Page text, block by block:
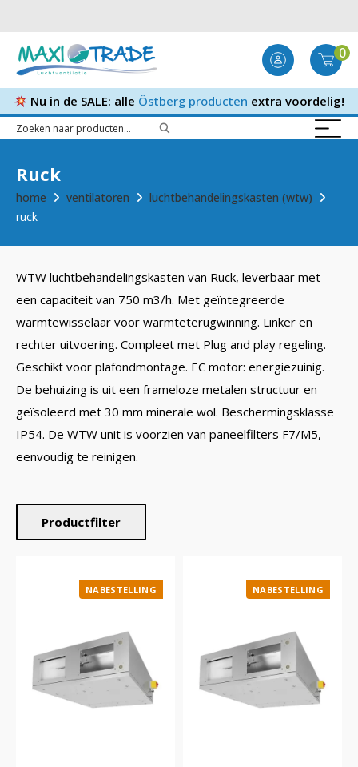
0
Nu in de SALE: alle Östberg producten extra voordelig!
Ruck
home ventilatoren
luchtbehandelingskasten (wtw)
ruck
WTW luchtbehandelingskasten van Ruck, leverbaar met
een capaciteit van 750 m3/h. Met geïntegreerde
warmtewisselaar voor warmteterugwinning. Linker en
rechter uitvoering. Compleet met Plug and play regeling.
Geschikt voor plafondmontage. EC motor: energiezuinig.
De behuizing is uit een frameloze metalen structuur en
geïsoleerd met 30 mm minerale wol. Beschermingsklasse
IP54. De WTW unit is voorzien van paneelfilters F7/M5,
eenvoudig te reinigen.
Productfilter
NABESTELLING NABESTELLING